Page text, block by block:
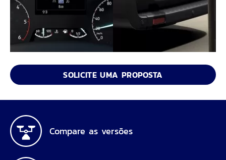
SOLICITE UMA PROPOSTA
Compare as versões